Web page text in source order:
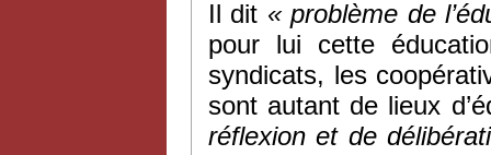
Il dit « problème de
pour lui cette
syndicats, les
sont autant de lieux
réflexion et de